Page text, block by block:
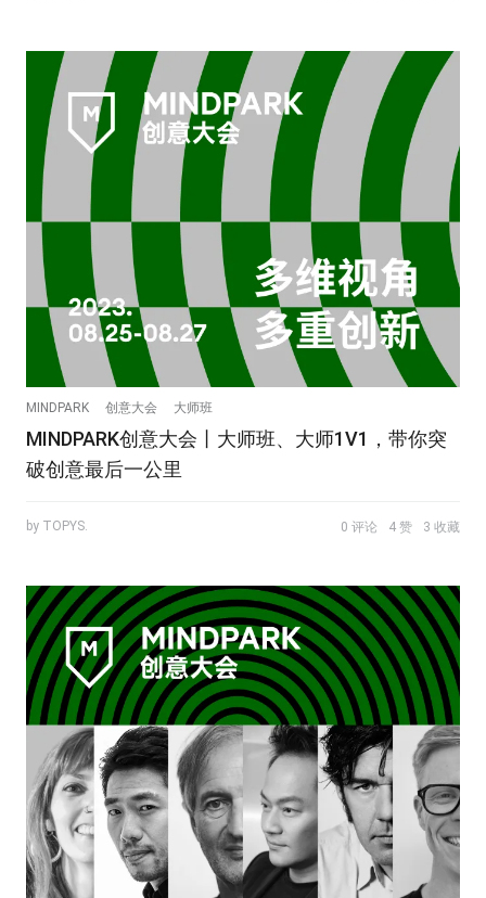
MINDPARK 创意大会 大师班
MINDPARK创意大会丨大师班、大师1V1，带你突
破创意最后一公里
by TOPYS. 0 评论 4 赞 3 收藏